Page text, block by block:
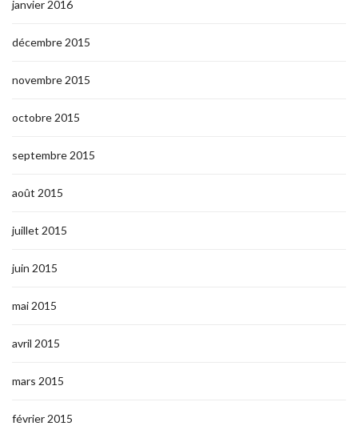
janvier 2016
décembre 2015
novembre 2015
octobre 2015
septembre 2015
août 2015
juillet 2015
juin 2015
mai 2015
avril 2015
mars 2015
février 2015